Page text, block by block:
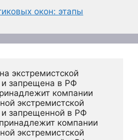
окон: этапы
экстремистской
и запрещена в РФ
компании
экстремистской
и запрещенной в РФ
компании
экстремистской